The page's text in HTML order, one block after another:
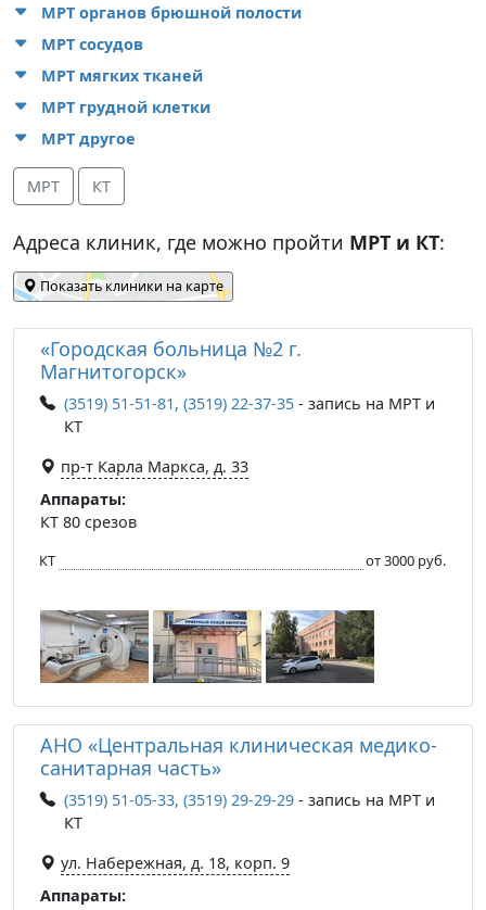
МРТ органов брюшной полости
МРТ сосудов
МРТ мягких тканей
МРТ грудной клетки
МРТ другое
МРТ КТ
Адреса клиник, где можно пройти МРТ и КТ:
Показать клиники на карте
«Городская больница №2 г.
Магнитогорск»
(3519) 51-51-81, (3519) 22-37-35 - запись на МРТ и
КТ
пр-т Карла Маркса, д. 33
Аппараты:
КТ 80 срезов
КТ от 3000 руб.
АНО «Центральная клиническая медико-
санитарная часть»
(3519) 51-05-33, (3519) 29-29-29 - запись на МРТ и
КТ
ул. Набережная, д. 18, корп. 9
Аппараты: